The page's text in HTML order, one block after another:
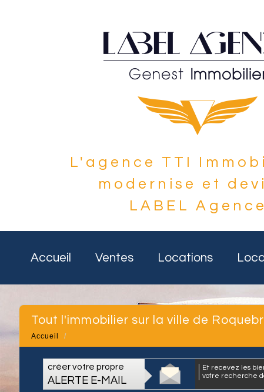
L'agence TTI
modernise et
LABEL Agence
Accueil Ventes Locations
Tout l'immobilier sur la ville de
Accueil
créer votre propre
ALERTE E-MAIL
et recevez les biens correspondants à
votre recherche